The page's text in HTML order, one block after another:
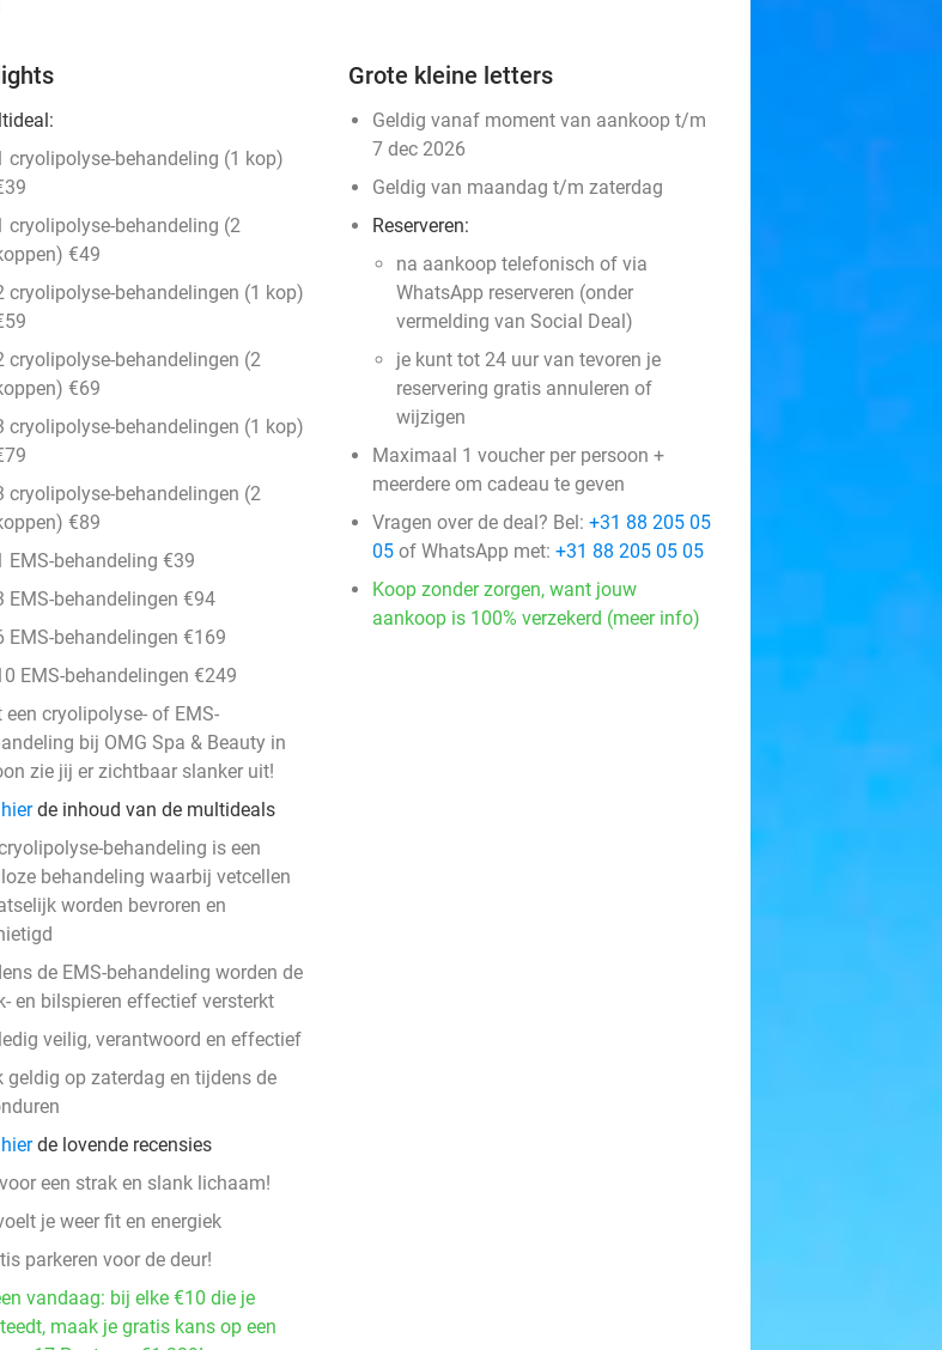
cryolipolyse-behandeling (1 kop)
cryolipolyse-behandeling (2
€49
cryolipolyse-behandelingen (1 kop)
cryolipolyse-behandelingen (2
€69
cryolipolyse-behandelingen (1 kop)
cryolipolyse-behandelingen (2
€89
EMS-behandeling €39
EMS-behandelingen €94
EMS-behandelingen €169
EMS-behandelingen €249
een cryolipolyse- of EMS-
bij OMG Spa & Beauty in
zie jij er zichtbaar slanker uit!
hierde inhoud van de multideals
behandeling is een
behandeling waarbij vetcellen
worden bevroren en
de EMS-behandeling worden de
en bilspieren effectief versterkt
veilig, verantwoord en effectief
geldig op zaterdag en tijdens de
hierde lovende recensies
een strak en slank lichaam!
je weer fit en energiek
parkeren voor de deur!
vandaag: bij elke €10 die je
maak je gratis kans op een
Grote kleine letters
Geldig vanaf moment van aankoop t/m
7 dec 2026
Geldig van maandag t/m zaterdag
Reserveren:
na aankoop telefonisch of via
WhatsApp reserveren (onder
vermelding van Social Deal)
je kunt tot 24 uur van tevoren je
reservering gratis annuleren of
wijzigen
Maximaal 1 voucher per persoon +
meerdere om cadeau te geven
Vragen over de deal? Bel: +31 88 205 05
05 of WhatsApp met: +31 88 205 05 05
Koop zonder zorgen, want jouw
aankoop is 100% verzekerd (meer info)